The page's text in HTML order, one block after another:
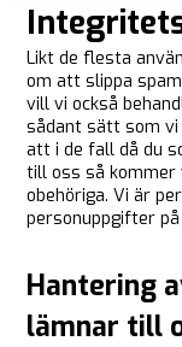
Likt de flesta
om att slippa
vill vi också
sådant sätt som vi
att i de fall då du
till oss så
obehöriga. Vi är
personuppgifter
Hantering
lämnar till